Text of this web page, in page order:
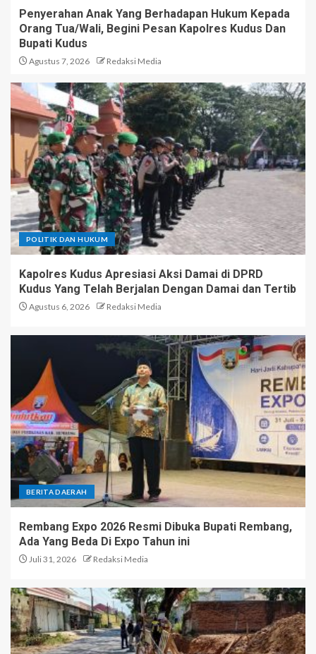
Penyerahan Anak Yang Berhadapan Hukum Kepada
Orang Tua/Wali, Begini Pesan Kapolres Kudus Dan
Bupati Kudus
Agustus 7, 2026 Redaksi Media
POLITIK DAN HUKUM
Kapolres Kudus Apresiasi Aksi Damai di DPRD
Kudus Yang Telah Berjalan Dengan Damai dan Tertib
Agustus 6, 2026 Redaksi Media
BERITA DAERAH
Rembang Expo 2026 Resmi Dibuka Bupati Rembang,
Ada Yang Beda Di Expo Tahun ini
Juli 31, 2026 Redaksi Media